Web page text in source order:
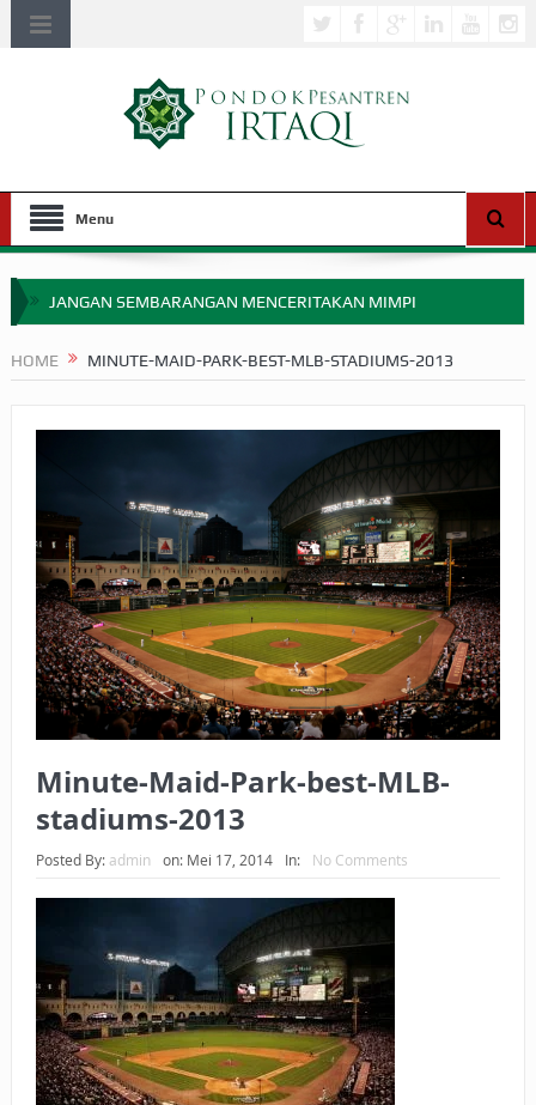
Menu
JANGAN SEMBARANGAN MENCERITAKAN MIMPI
APA HUKUM MEMPERCEPAT PEMBAYARAN ZAKAT
HAKIKAT NIKMAT DI DUNIA!
BAGAIMANA CARA MEMBAYAR ZAKAT UANG?
UANG HARAM BISA MENJADI HALAL JIKA SEBAB
KEPEMILIKANNYA BERUBAH
ISTIDLAL BATIL VS ISTIDLAL SYAR’I
HOME MINUTE-MAID-PARK-BEST-MLB-STADIUMS-2013
Minute-Maid-Park-best-MLB-
stadiums-2013
Posted By: admin on: Mei 17, 2014 In: No Comments